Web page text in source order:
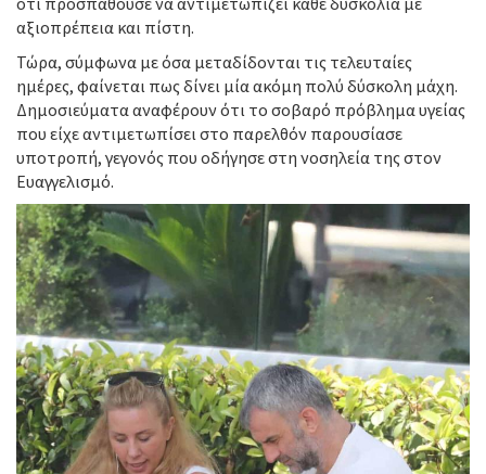
αξιοπρέπεια και πίστη.
Τώρα, σύμφωνα με όσα μεταδίδονται τις τελευταίες
ημέρες, φαίνεται πως δίνει μία ακόμη πολύ δύσκολη μάχη.
Δημοσιεύματα αναφέρουν ότι το σοβαρό πρόβλημα υγείας
που είχε αντιμετωπίσει στο παρελθόν παρουσίασε
υποτροπή, γεγονός που οδήγησε στη νοσηλεία της στον
Ευαγγελισμό.